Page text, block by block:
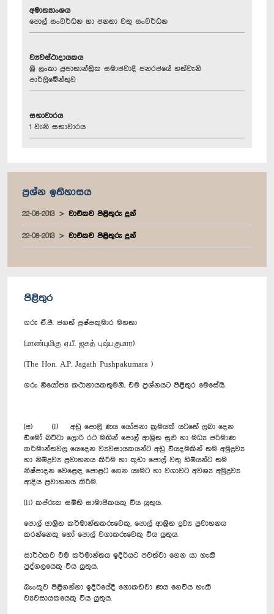
අමාත්‍යාංශය
පොල් සංවර්ධන හා ජනතා වතු සංවර්ධන
ව්‍යවස්ථාදායකය
ශ්‍රී ලංකා ප්‍රජාතාන්ත්‍රික සමාජවාදී ජනරජයේ හත්වැනි
පාර්ලිමේන්තුව
සභාවාරය
1 වැනි සභාවාරය
ප්‍රශ්න ඉතිහාසය
22-08-2013 වාචිකව පිළිතුරු දුන්
22-08-2013 වාචිකව පිළිතුරු දුන්
පිළිතුර
ගරු ඒ.පී. ජගත් පුෂ්පකුමාර මහතා
(மாண்புமிகு ஏ.பீ. ஜகத் புஷ்பகுமார)
(The Hon. A.P. Jagath Pushpakumara )
ගරු නියෝජ්‍ය කථානායකතුමනි, එම ප්‍රශ්නයට පිළිතුර මෙසේයි.
(අ) (i) අඩු පොලී ණය යෝජනා ක්‍රමයක් යටතේ ලබා දෙන
ඩීමෝ බට්ටා ලොරි රථ මඟින් පොල් ආශ්‍රිත සුළු හා මධ්‍ය පරිමාණ
කර්මාන්තවල යෙදෙන ව්‍යවසායකයන්ට අඩු වියදමකින් තම අමුද්‍රව්‍ය
හා නිමිද්‍රව්‍ය ප්‍රවාහනය කිරීම හා කුඩා පොල් වතු හිමියන්ට තම
නිෂ්පාදන වෙළෙඳ පොළට ගෙන යෑමට හා වගාවට අවශ්‍ය අමුද්‍රව්‍ය
ආදිය ප්‍රවාහනය කිරීම.
(ii) කප්රුක සමිති සාමාජිකයකු විය යුතුය.
පොල් ආශ්‍රිත කර්මාන්තකරුවෙකු, පොල් ආශ්‍රිත ද්‍රව්‍ය ප්‍රවාහනය
කරන්නෙකු හෝ පොල් වගාකරුවෙකු විය යුතුය.
සාර්ථකව එම කර්මාන්තය ඉදිරියට පවත්වා ගෙන යා හැකි
පුද්ගලයෙකු විය යුතුය.
බැංකුව පිළිගන්නා ඉදිරියේදී නොකඩවා ණය ගෙවිය හැකි
ව්‍යවසායකයෙකු විය යුතුය.